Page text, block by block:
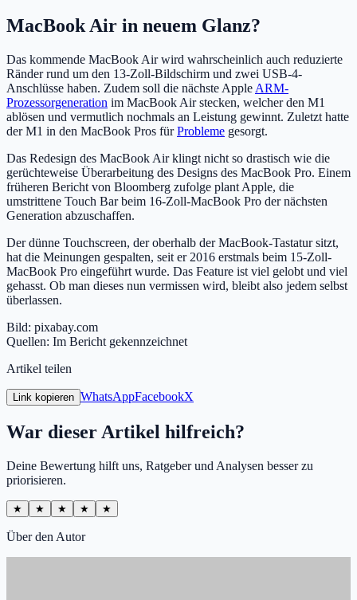
MacBook Air in neuem Glanz?
Das kommende MacBook Air wird wahrscheinlich auch reduzierte
Ränder rund um den 13-Zoll-Bildschirm und zwei USB-4-
Anschlüsse haben. Zudem soll die nächste Apple ARM-
Prozessorgeneration im MacBook Air stecken, welcher den M1
ablösen und vermutlich nochmals an Leistung gewinnt. Zuletzt hatte
der M1 in den MacBook Pros fürProbleme gesorgt.
Das Redesign des MacBook Air klingt nicht so drastisch wie die
gerüchteweise Überarbeitung des Designs des MacBook Pro. Einem
früheren Bericht von Bloomberg zufolge plant Apple, die
umstrittene Touch Bar beim 16-Zoll-MacBook Pro der nächsten
Generation abzuschaffen.
Der dünne Touchscreen, der oberhalb der MacBook-Tastatur sitzt,
hat die Meinungen gespalten, seit er 2016 erstmals beim 15-Zoll-
MacBook Pro eingeführt wurde. Das Feature ist viel gelobt und viel
gehasst. Ob man dieses nun vermissen wird, bleibt also jedem selbst
überlassen.
Bild: pixabay.com
Quellen: Im Bericht gekennzeichnet
Artikel teilen
Link kopieren WhatsAppFacebookX
War dieser Artikel hilfreich?
Deine Bewertung hilft uns, Ratgeber und Analysen besser zu
priorisieren.
★ ★ ★ ★ ★
Über den Autor